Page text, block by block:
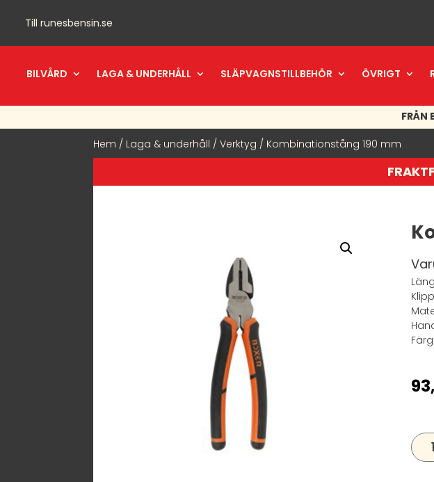
Till runesbensin.se
BILVÅRD LAGA & UNDERHÅLL SLÄPVAGNSTILLBEHÖR ÖVRIGT
FRÅN
Hem / Laga & underhåll /Verktyg / Kombinationstång 190 mm
190
MM